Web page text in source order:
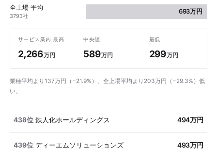
全上場 平均
3793社
693万円
サービス業内 最高
2,266万円
中央値
589万円
最低
299万円
業種平均より137万円（−21.9%）、全上場平均より203万円（−29.3%）低
い。
438位 鉄人化ホールディングス 494万円
439位 ディーエムソリューションズ 493万円